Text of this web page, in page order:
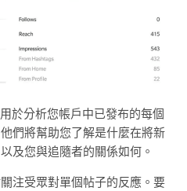
於分析您帳戶中已發布的每個
們將幫助您了解是什麼在將新
及您與追隨者的關係如何。
注受眾對單個帖子的反應。要